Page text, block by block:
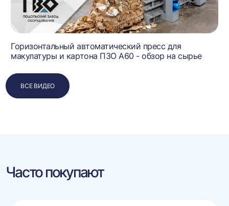
Горизонтальный автоматический пресс для
макулатуры и картона ПЗО А60 - обзор на сырье
ВСЕ ВИДЕО
Часто покупают